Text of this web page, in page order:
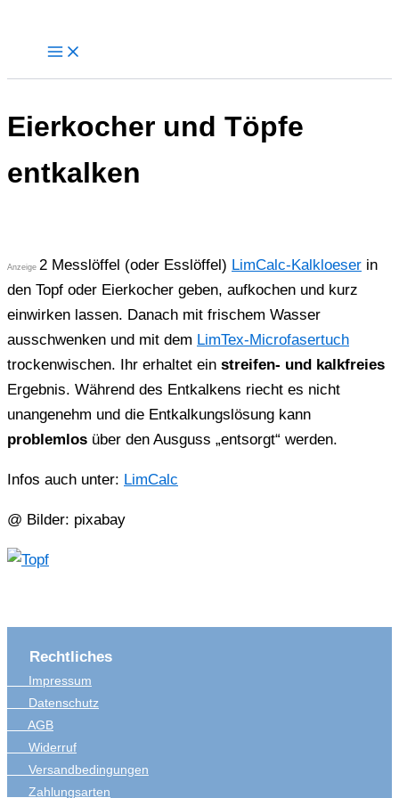
Eierkocher und Töpfe
entkalken
Anzeige 2 Messlöffel (oder Esslöffel) LimCalc-Kalkloeser in
den Topf oder Eierkocher geben, aufkochen und kurz
einwirken lassen. Danach mit frischem Wasser
ausschwenken und mit dem LimTex-Microfasertuch
trockenwischen. Ihr erhaltet ein streifen- und kalkfreies
Ergebnis. Während des Entkalkens riecht es nicht
unangenehm und die Entkalkungslösung kann
problemlos über den Ausguss „entsorgt“ werden.
Infos auch unter: LimCalc
@ Bilder: pixabay
Rechtliches
Impressum
Datenschutz
AGB
Widerruf
Versandbedingungen
Zahlungsarten